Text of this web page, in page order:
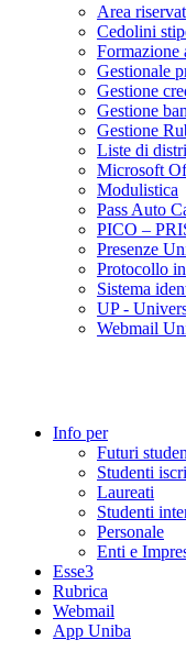
Area
Cedolini
Formazione
Gestionale
Gestione
Gestione
Gestione
Liste di
Microsoft
Modulistica
Pass Auto
PICO –
Presenze
Protocollo
Sistema
UP -
Webmail
Info per
Futuri
Studenti
Laureati
Studenti
Personale
Enti e
Esse3
Rubrica
Webmail
App Uniba